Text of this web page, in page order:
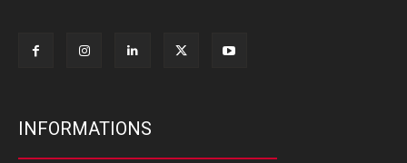
INFORMATIONS